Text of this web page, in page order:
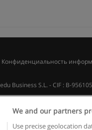
Конфиденциальность
Business S.L. - CIF : B-
We and our partners
Use precise geolocation